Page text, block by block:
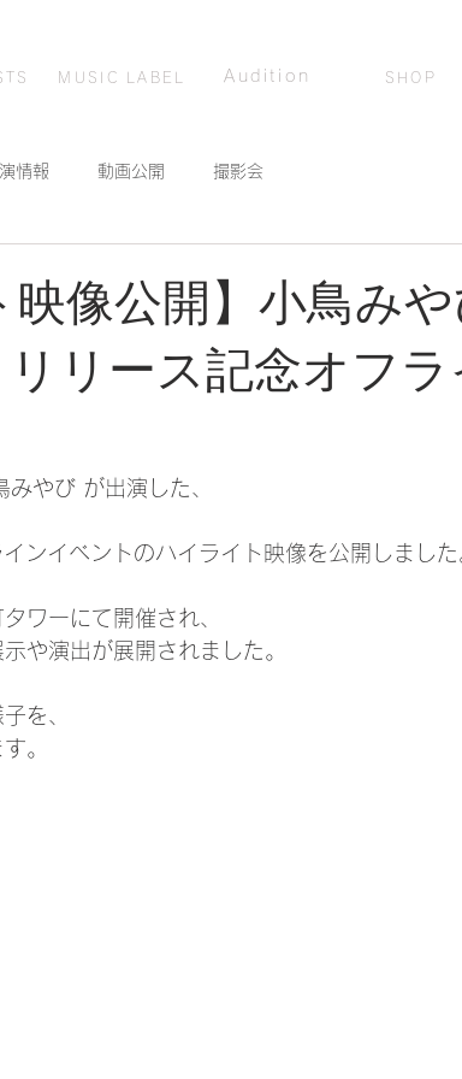
MUSIC LABEL SHOP
Audition
情報 動画公開 撮影会
映像公開】小鳥み
リリース記念オフ
やび が出演した、
ンイベントのハイライト映像を公開しまし
ワーにて開催され、
や演出が展開されました。
を、
。